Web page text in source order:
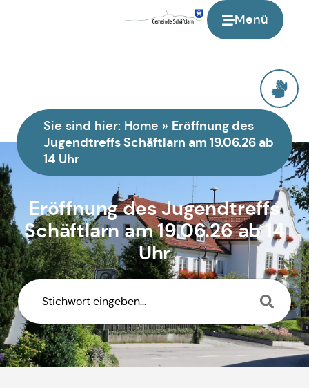
Menü
Sie sind hier: Home » Eröffnung des
Jugendtreffs Schäftlarn am 19.06.26 ab
14 Uhr
Eröffnung des Jugendtreffs
Schäftlarn am 19.06.26 ab 14
Uhr